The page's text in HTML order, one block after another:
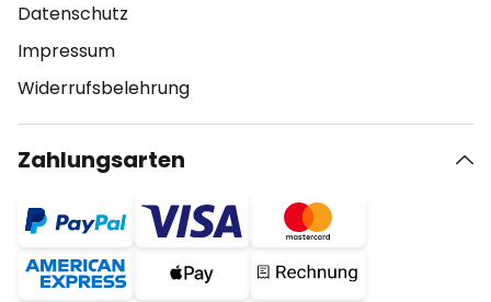
Datenschutz
Impressum
Widerrufsbelehrung
Zahlungsarten